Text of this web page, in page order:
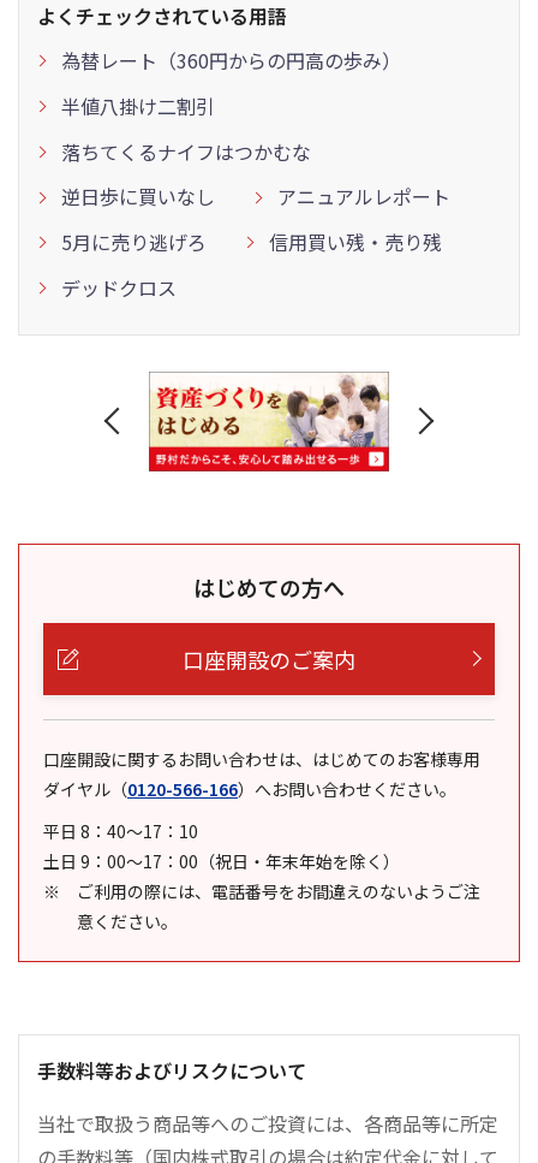
よくチェックされている用語
為替レート（360円からの円高の歩み）
半値八掛け二割引
落ちてくるナイフはつかむな
逆日歩に買いなし
アニュアルレポート
5月に売り逃げろ
信用買い残・売り残
デッドクロス
はじめての方へ
口座開設のご案内
口座開設に関するお問い合わせは、はじめてのお客様専用
ダイヤル （0120-566-166） へお問い合わせください。
平日 8：40～17：10
土日 9：00～17：00（祝日・年末年始を除く）
ご利用の際には、電話番号をお間違えのないようご注
意ください。
手数料等およびリスクについて
当社で取扱う商品等へのご投資には、各商品等に所定